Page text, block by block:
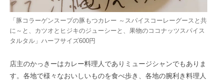
「豚コラーゲンスープの豚もつカレー ～スパイスコーレーグースと共
に～と、カツオとヒジキのジューシーと、果物のココナッツスパイス
タルタル」ハーフサイズ600円
店主のかっきーはカレー料理人でありミュージシャンでもありま
す。各地で様々なおいしいものを食べ歩き、各地の腕利き料理人